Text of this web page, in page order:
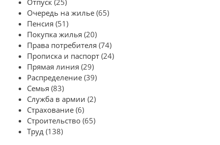
Очередь на жилье (65)
Пенсия (51)
Покупка жилья (20)
Права потребителя (74)
Прописка и паспорт (24)
Прямая линия (29)
Распределение (39)
Семья (83)
Служба в армии (2)
Страхование (6)
Строительство (65)
Труд (138)